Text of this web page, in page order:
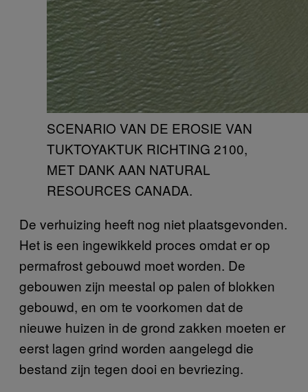
SCENARIO VAN DE EROSIE VAN
TUKTOYAKTUK RICHTING 2100,
MET DANK AAN NATURAL
RESOURCES CANADA.
De verhuizing heeft nog niet plaatsgevonden.
Het is een ingewikkeld proces omdat er op
permafrost gebouwd moet worden. De
gebouwen zijn meestal op palen of blokken
gebouwd, en om te voorkomen dat de
nieuwe huizen in de grond zakken moeten er
eerst lagen grind worden aangelegd die
bestand zijn tegen dooi en bevriezing.